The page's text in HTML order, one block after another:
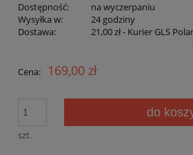
Dostępność:
na wyczerpaniu
Wysyłka w:
24 godziny
Dostawa:
21,00 zł- Kurier GLS
Cena nie zawiera ewentualnych
Cena: 169,00 zł
szt.
do